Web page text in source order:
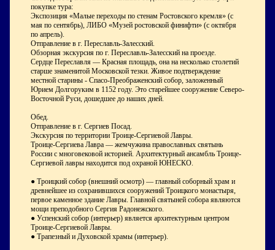
покупке тура:
Экспозиция «Малые переходы по стенам Ростовского кремля» (с
мая по сентябрь), ЛИБО «Музей ростовской финифти» (с октября
по апрель).
Отправление в г. Переславль-Залесский.
Обзорная экскурсия по г. Переславль-Залесский на проезде.
Сердце Переславля — Красная площадь, она на несколько столетий
старше знаменитой Московской тезки. Живое подтверждение
местной старины - Спасо-Преображенский собор, заложенный
Юрием Долгоруким в 1152 году. Это старейшее сооружение Северо-
Восточной Руси, дошедшее до наших дней.
Обед.
Отправление в г. Сергиев Посад.
Экскурсия по территории Троице-Сергиевой Лавры.
Троице-Сергиева Лавра — жемчужина православных святынь
России с многовековой историей. Архитектурный ансамбль Троице-
Сергиевой лавры находится под охраной ЮНЕСКО.
● Троицкий собор (внешний осмотр) — главный соборный храм и
древнейшее из сохранившихся сооружений Троицкого монастыря,
первое каменное здание Лавры. Главной святыней собора являются
мощи преподобного Сергия Радонежского.
● Успенский собор (интерьер) является архитектурным центром
Троице-Сергиевой Лавры.
● Трапезный и Духовской храмы (интерьер).